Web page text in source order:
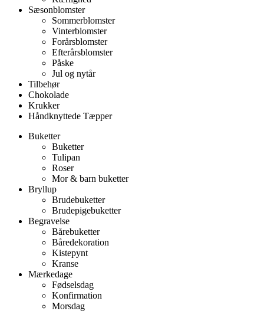
Sæsonblomster
Sommerblomster
Vinterblomster
Forårsblomster
Efterårsblomster
Påske
Jul og nytår
Tilbehør
Chokolade
Krukker
Håndknyttede Tæpper
Buketter
Buketter
Tulipan
Roser
Mor & barn buketter
Bryllup
Brudebuketter
Brudepigebuketter
Begravelse
Bårebuketter
Båredekoration
Kistepynt
Kranse
Mærkedage
Fødselsdag
Konfirmation
Morsdag